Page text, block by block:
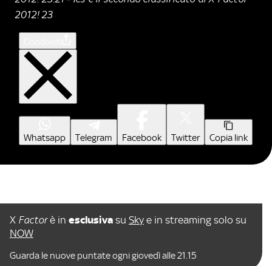
2012! 23
Whatsapp Telegram Facebook Twitter Copia link
X Factorè in esclusiva su Sky e in streaming solo su
NOW
Guarda le nuove puntate ogni giovedì alle 21.15